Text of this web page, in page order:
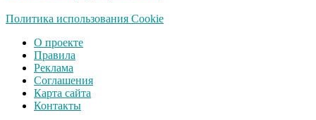
Ролик длится
смеяться вы будете
Королева вагона
отожгла! Видео не
оставит равнодушным
Политика использования Cookie
О проекте
Правила
Реклама
Соглашения
Карта сайта
Контакты